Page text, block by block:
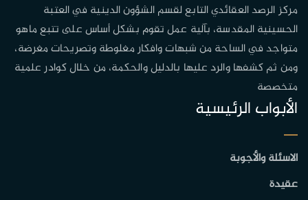
مركز الرصد العقائدي التابع لقسم الشؤون الدينية في العتبة
الحسينية المقدسة، بآلية عمل تقوم بشكل أساس على تتبع ماهو
متواجد في الساحة من شبهات وافكار مغلوطة وتصريحات مغرضة،
ومن ثم كشفها والرد عليها بالدليل والحكمة، من خلال كوادر علمية
متخصصة
الأبواب الرئيسية
الاسئلة والأجوبة
عقيدة